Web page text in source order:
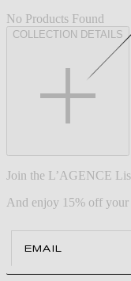
No Products Found
COLLECTION DETAILS
Join the L’AGENCE
And enjoy 15% off your